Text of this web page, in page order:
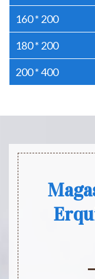
160 * 200
180 * 200
200 * 400